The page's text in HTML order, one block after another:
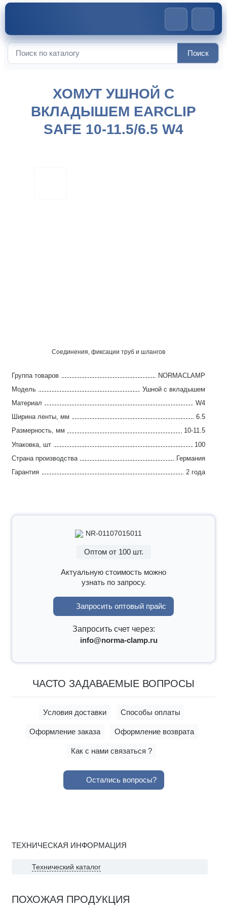
Искать:
Поиск
Главная
Хомут ушной с вкладышем
EARCLIP SAFE 10-11.5/6.5 W4
ХОМУТ УШНОЙ С
ВКЛАДЫШЕМ EARCLIP
SAFE 10-11.5/6.5 W4
Соединения, фиксации труб и шлангов
Группа товаров
NORMACLAMP
Модель
Ушной с вкладышем
Материал
W4
Ширина ленты, мм
6.5
Размерность, мм
10-11.5
Упаковка, шт
100
Страна производства
Германия
Гарантия
2 года
NR-01107015011
Оптом от 100 шт.
Актуальную стоимость можно
узнать по запросу.
Запросить оптовый прайс
Запросить счет через:
info@norma-clamp.ru
ЧАСТО ЗАДАВАЕМЫЕ ВОПРОСЫ
Условия доставки Способы оплаты
Оформление заказа Оформление возврата
Как с нами связаться ?
Остались вопросы?
ТЕХНИЧЕСКАЯ ИНФОРМАЦИЯ
Технический каталог
ПОХОЖАЯ ПРОДУКЦИЯ